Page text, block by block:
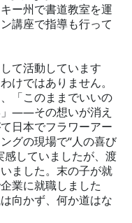
ー州で書道教室を運
講座で指導も行って
て活動しています
けではありません。
「このままでいいの
——その想いが消え
日本でフラワーアー
グの現場で“人の喜び
感していましたが、渡
ました。末の子が就
業に就職しました
向かず、何か道はな